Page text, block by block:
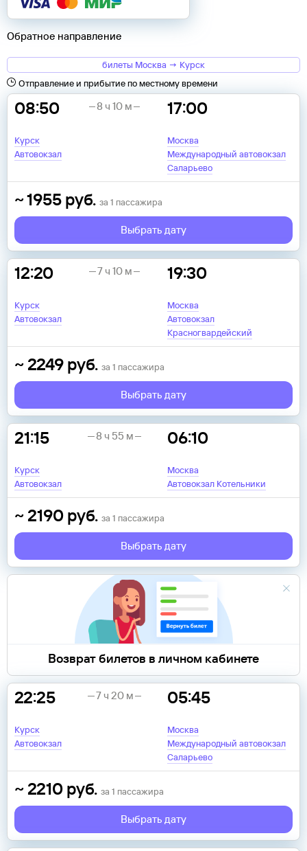
Обратное направление
билеты Москва → Курск
Отправление и прибытие по местному времени
08:50
Курск
Автовокзал
17:00
Москва
Международный автовокзал
Саларьево
8 ч 10 м
~1955 руб. за 1 пассажира
Выбрать дату
12:20
Курск
Автовокзал
19:30
Москва
Автовокзал
Красногвардейский
7 ч 10 м
~ 2249 руб. за 1 пассажира
Выбрать дату
21:15
Курск
Автовокзал
06:10
Москва
Автовокзал Котельники
8 ч 55 м
~ 2190 руб. за 1 пассажира
Выбрать дату
Возврат билетов в личном кабинете
22:25
Курск
Автовокзал
05:45
Москва
Международный автовокзал
Саларьево
7 ч 20 м
~ 2210 руб. за 1 пассажира
Выбрать дату